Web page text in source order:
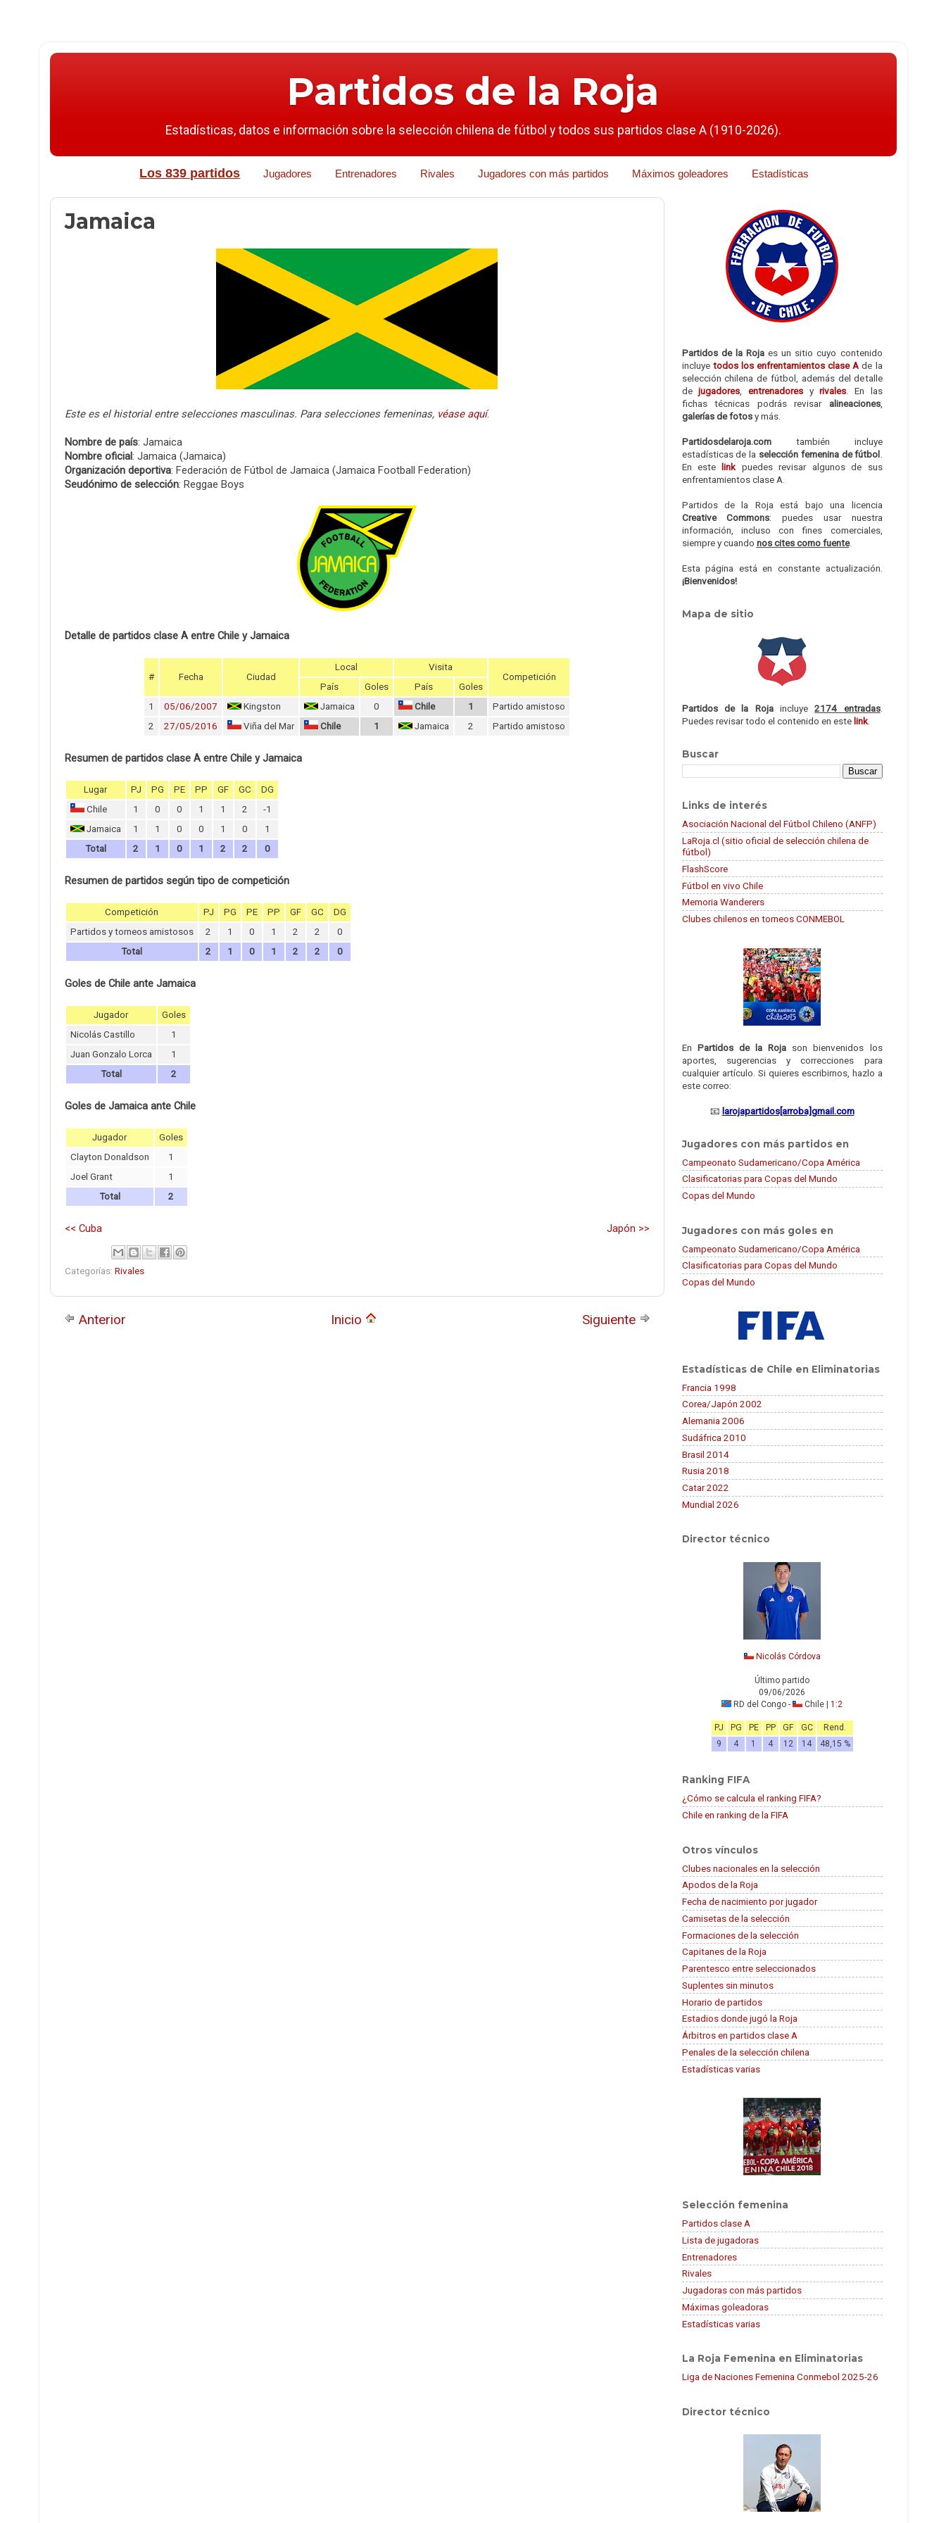
Partidos de la Roja
Estadísticas, datos e información sobre la selección chilena de fútbol y todos sus partidos clase A (1910-2026).
Los 839 partidos Jugadores Entrenadores Rivales Jugadores con más partidos Máximos goleadores Estadísticas
Jamaica
Este es el historial entre selecciones masculinas. Para selecciones femeninas, véase aquí.
Nombre de país: Jamaica
Nombre oficial: Jamaica (Jamaica)
Organización deportiva: Federación de Fútbol de Jamaica (Jamaica Football Federation)
Seudónimo de selección: Reggae Boys
Detalle de partidos clase A entre Chile y Jamaica
# Fecha Ciudad
Local
Visita
Competición
País
Goles País
Goles
1
05/06/2007 Kingston Jamaica 0 Chile 1
Partido amistoso
2
27/05/2016 Viña del Mar Chile 1 Jamaica 2 Partido amistoso
Resumen de partidos clase A entre Chile y Jamaica
Lugar PJ PG PE PP GF GC
DG
Chile
1 0 0 1 1 2
-1
Jamaica
1 1 0 0 1 0
1
Total
2 1 0 1 2 2 0
Resumen de partidos según tipo de competición
Competición PJ PG PE PP GF GC
DG
Partidos y torneos amistosos
2 1 0 1 2 2
0
Total
2 1 0 1 2 2 0
Goles de Chile ante Jamaica
Jugador
Goles
Nicolás Castillo
1
Juan Gonzalo Lorca
1
Total
2
Goles de Jamaica ante Chile
Jugador
Goles
Clayton Donaldson
1
Joel Grant
1
Total
2
Japón >>
<< Cuba
Categorías: Rivales
Siguiente
Anterior Inicio
Partidos de la Rojaes un sitio cuyo contenido
incluye todos los enfrentamientos clase A de la
selección chilena de fútbol, además del detalle
dejugadores entrenadoresyrivales . En las
fichas técnicas podrás revisar alineaciones,
galerías de fotosy más.
Partidosdelaroja.comtambién incluye
estadísticas de la selección femenina de fútbol
En este link puedes revisar algunos de sus
enfrentamientos clase A.
Partidos de la Roja está bajo una licencia
Creative Commons: puedes usar nuestra
información, incluso con fines comerciales,
siempre y cuando nos cites como fuente.
Esta página está en constante actualización.
¡Bienvenidos!
Mapa de sitio
Partidos de la Rojaincluye2174 entradas.
Puedes revisar todo el contenido en estelink.
Buscar
Links de interés
Asociación Nacional del Fútbol Chileno (ANFP)
LaRoja.cl (sitio oficial de selección chilena de
fútbol)
FlashScore
Fútbol en vivo Chile
Memoria Wanderers
Clubes chilenos en torneos CONMEBOL
En Partidos de la Roja son bienvenidos los
aportes, sugerencias y correcciones para
cualquier artículo. Si quieres escribirnos, hazlo a
este correo:
📧 larojapartidos[arroba]gmail.com
Jugadores con más partidos en
Campeonato Sudamericano/Copa América
Clasificatorias para Copas del Mundo
Copas del Mundo
Jugadores con más goles en
Campeonato Sudamericano/Copa América
Clasificatorias para Copas del Mundo
Copas del Mundo
Estadísticas de Chile en Eliminatorias
Francia 1998
Corea/Japón 2002
Alemania 2006
Sudáfrica 2010
Brasil 2014
Rusia 2018
Catar 2022
Mundial 2026
Director técnico
Nicolás Córdova
Último partido
09/06/2026
RD del Congo -
Chile | 1:2
PJ PG PE PP GF GC
Rend.
9
4 1 4 12 14 48,15 %
Ranking FIFA
¿Cómo se calcula el ranking FIFA?
Chile en ranking de la FIFA
Otros vínculos
Clubes nacionales en la selección
Apodos de la Roja
Fecha de nacimiento por jugador
Camisetas de la selección
Formaciones de la selección
Capitanes de la Roja
Parentesco entre seleccionados
Suplentes sin minutos
Horario de partidos
Estadios donde jugó la Roja
Árbitros en partidos clase A
Penales de la selección chilena
Estadísticas varias
Selección femenina
Partidos clase A
Lista de jugadoras
Entrenadores
Rivales
Jugadoras con más partidos
Máximas goleadoras
Estadísticas varias
La Roja Femenina en Eliminatorias
Liga de Naciones Femenina Conmebol 2025-26
Director técnico